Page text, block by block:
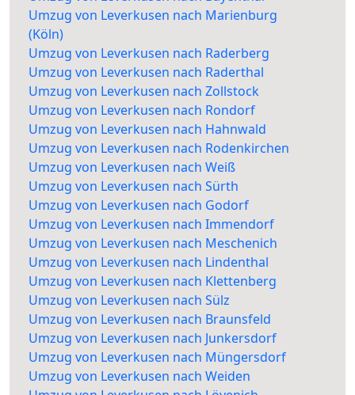
Umzug von Leverkusen nach Marienburg
(Köln)
Umzug von Leverkusen nach Raderberg
Umzug von Leverkusen nach Raderthal
Umzug von Leverkusen nach Zollstock
Umzug von Leverkusen nach Rondorf
Umzug von Leverkusen nach Hahnwald
Umzug von Leverkusen nach Rodenkirchen
Umzug von Leverkusen nach Weiß
Umzug von Leverkusen nach Sürth
Umzug von Leverkusen nach Godorf
Umzug von Leverkusen nach Immendorf
Umzug von Leverkusen nach Meschenich
Umzug von Leverkusen nach Lindenthal
Umzug von Leverkusen nach Klettenberg
Umzug von Leverkusen nach Sülz
Umzug von Leverkusen nach Braunsfeld
Umzug von Leverkusen nach Junkersdorf
Umzug von Leverkusen nach Müngersdorf
Umzug von Leverkusen nach Weiden